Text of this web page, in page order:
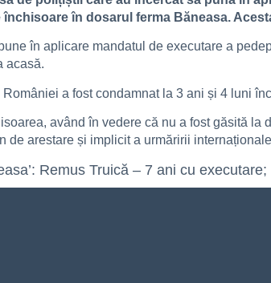
în dosarul ferma Băneasa.
în aplicare mandatul de executare a
acasă.
a fost condamnat la 3 ani și 4 luni
având în vedere că nu a fost găsită
arestare și implicit a urmăririi
Remus Truică – 7 ani cu